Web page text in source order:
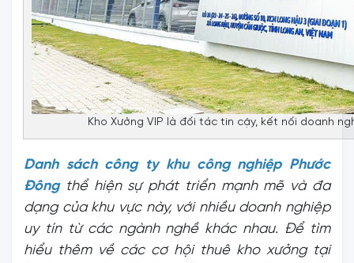
Kho Xưởng VIP là đối tác tin cậy, kết nối doanh
Danh sách công ty khu công nghiệp Phước
Đôngthể hiện sự phát triển mạnh mẽ và đa
dạng của khu vực này, với nhiều doanh nghiệp
uy tín từ các ngành nghề khác nhau. Để tìm
hiểu thêm về các cơ hội thuê kho xưởng tại